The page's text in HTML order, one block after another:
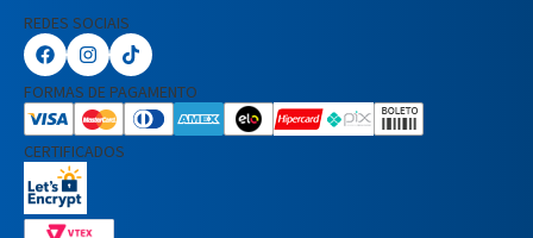
REDES SOCIAIS
FORMAS DE PAGAMENTO
CERTIFICADOS
Nome Completo